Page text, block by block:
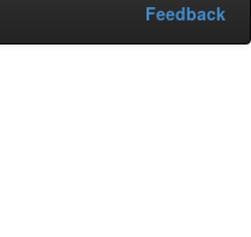
Feedback